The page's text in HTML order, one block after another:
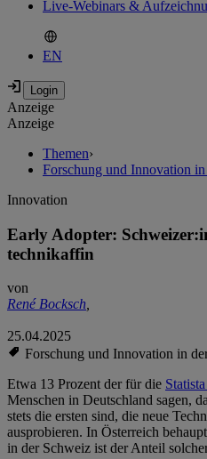
Live-Webinars &
EN
Anzeige
Anzeige
Themen›
Forschung und Innovation
Innovation
Early Adopter:
technikaffin
von
René Bocksch,
25.04.2025
Forschung und Innovation in
Etwa 13 Prozent der für die
Menschen in Deutschland sagen,
stets die ersten sind, die neue
ausprobieren. In Österreich
in der Schweiz ist der Anteil